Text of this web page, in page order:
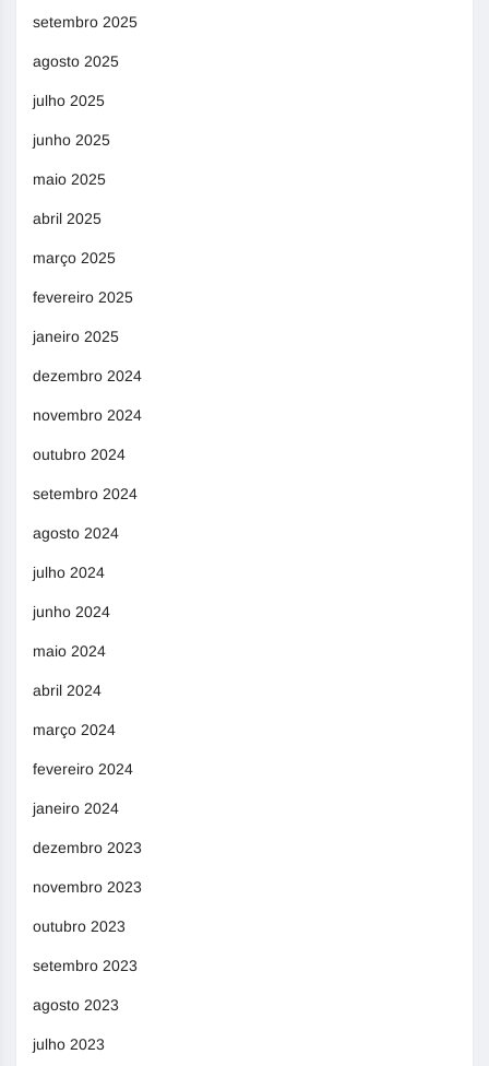
setembro 2025
agosto 2025
julho 2025
junho 2025
maio 2025
abril 2025
março 2025
fevereiro 2025
janeiro 2025
dezembro 2024
novembro 2024
outubro 2024
setembro 2024
agosto 2024
julho 2024
junho 2024
maio 2024
abril 2024
março 2024
fevereiro 2024
janeiro 2024
dezembro 2023
novembro 2023
outubro 2023
setembro 2023
agosto 2023
julho 2023